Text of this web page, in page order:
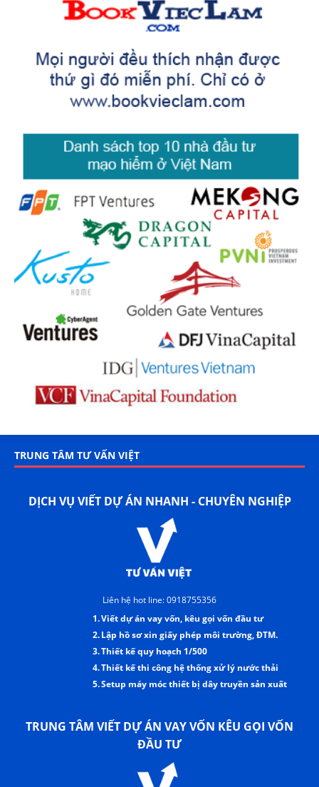
TRUNG TÂM TƯ VẤN VIỆT
DỊCH VỤ VIẾT DỰ ÁN NHANH - CHUYÊN NGHIỆP
Liên hệ hot line: 0918755356
1.Viết dự án vay vốn, kêu gọi vốn đầu tư
2.Lập hồ sơ xin giấy phép môi trường, ĐTM.
3.Thiết kế quy hoạch 1/500
4.Thiết kế thi công hệ thống xử lý nước thải
5.Setup máy móc thiết bị dây truyền sản xuất
TRUNG TÂM VIẾT DỰ ÁN VAY VỐN KÊU GỌI VỐN
ĐẦU TƯ